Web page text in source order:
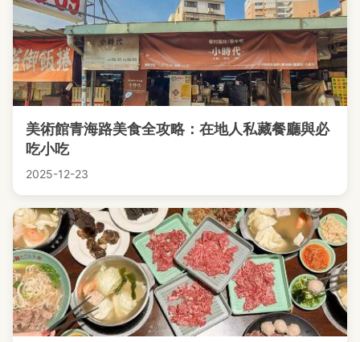
美術館青海路美食全攻略：在地人私藏餐廳與必
吃小吃
2025-12-23